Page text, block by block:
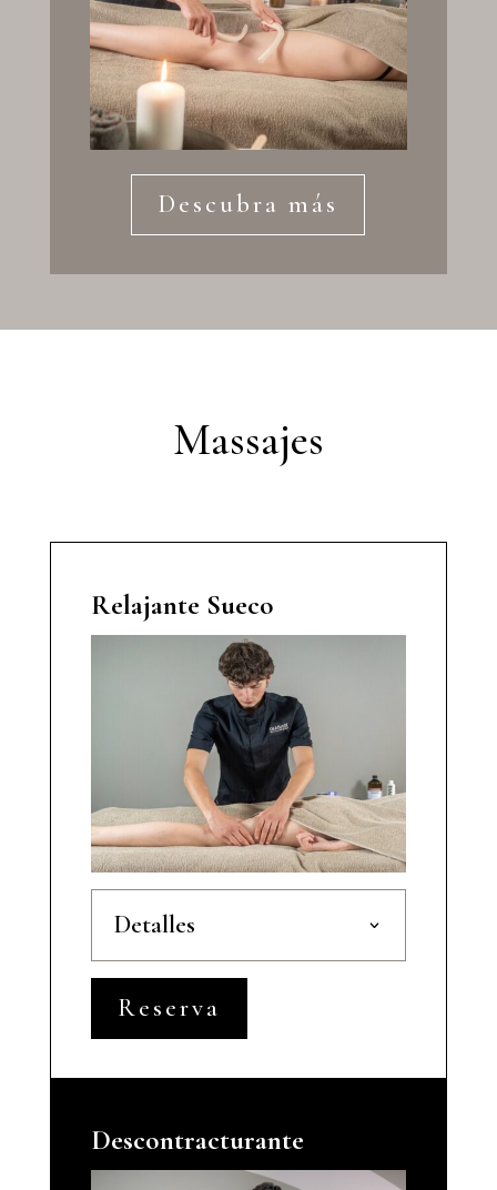
Descubra más
Massajes
Relajante Sueco
Detalles
Reserva
Descontracturante